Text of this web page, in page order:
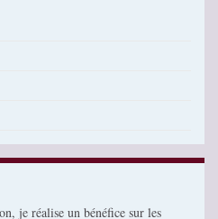
je réalise un bénéfice sur les